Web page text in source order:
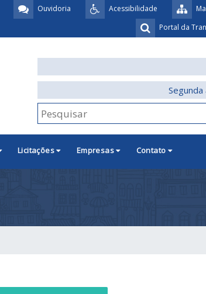
Acessibilidade
Ouvidoria
Portal da
Licitações Empresas Contato